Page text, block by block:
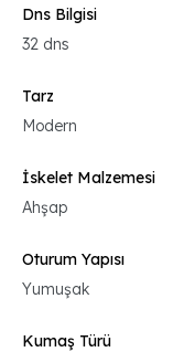
Dns Bilgisi
32 dns
Tarz
Modern
İskelet Malzemesi
Ahşap
Oturum Yapısı
Yumuşak
Kumaş Türü